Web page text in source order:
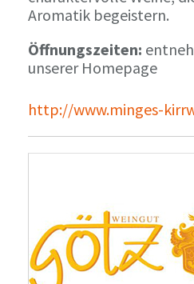
Aromatik begeistern.
Öffnungszeiten:
unserer Homepage
http://www.minges-